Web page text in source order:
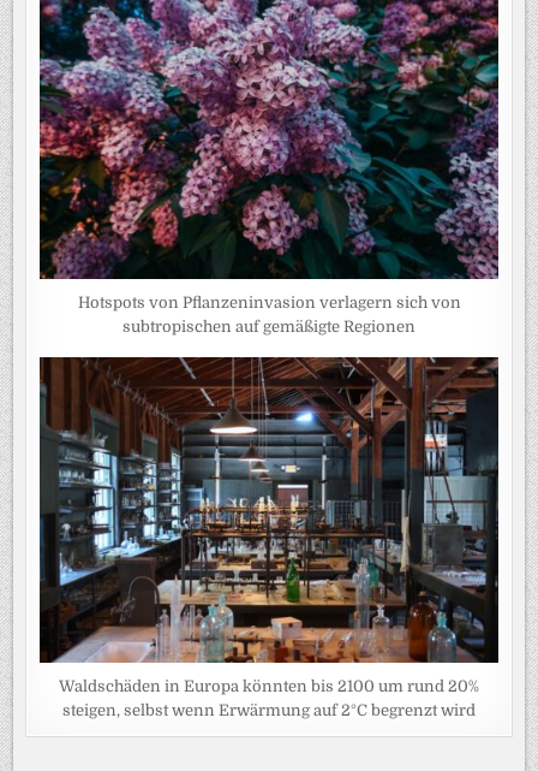
Hotspots von Pflanzeninvasion verlagern sich von
subtropischen auf gemäßigte Regionen
Waldschäden in Europa könnten bis 2100 um rund 20%
steigen, selbst wenn Erwärmung auf 2°C begrenzt wird